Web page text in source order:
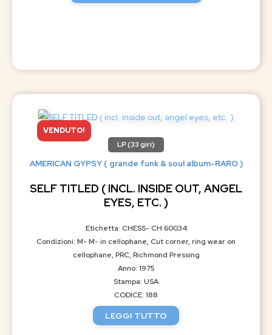
VENDUTO!
LP (33 giri)
AMERICAN GYPSY ( grande funk & soul album-RARO )
SELF TITLED ( INCL. INSIDE OUT, ANGEL
EYES, ETC. )
Etichetta: CHESS- CH 60034
Condizioni: M- M- in cellophane, Cut corner, ring wear on
cellophane, PRC, Richmond Pressing
Anno: 1975
Stampa: USA
CODICE: 188
LEGGI TUTTO